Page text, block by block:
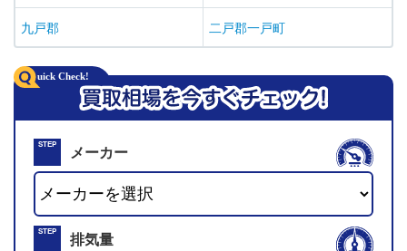
九戸郡 二戸郡一戸町
STEP
01
メーカー
STEP 排気量